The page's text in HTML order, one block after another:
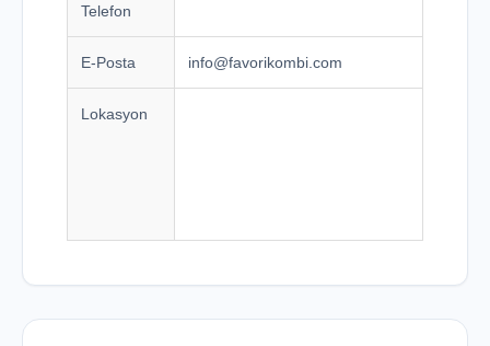
Telefon
E-Posta info@favorikombi.com
Lokasyon